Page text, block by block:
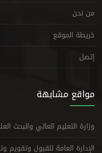
من نحن
خريطة الموقع
إتصل
مواقع مشابهة
وزارة التعليم العالي والبحث
الإدارة العامة للقبول وتقويم